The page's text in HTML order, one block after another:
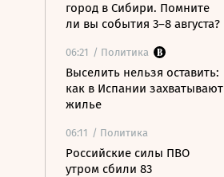
город в Сибири. Помните
ли вы события 3–8 августа?
06:21 / Политика
Выселить нельзя оставить:
как в Испании захватывают
жилье
06:11 / Политика
Российские силы ПВО
утром сбили 83